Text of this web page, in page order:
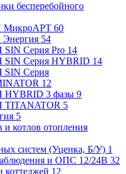
бесперебойного
МикроАРТ 60
54
Серия Pro 14
Серия HYBRID 14
Серия
12
3 фазы 9
5
5
котлов отопления
систем (Уценка, Б/У) 1
и ОПС 12/24В 32
12